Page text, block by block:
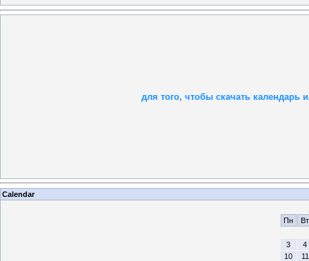
для того, чтобы скачать календарь
Calendar
Пн
Вт
3
4
10
11